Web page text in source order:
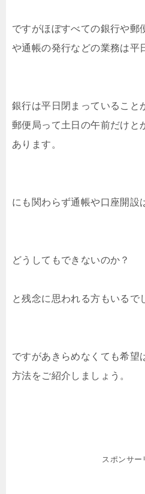
ですがほぼすべての銀行や郵
や通帳の発行などの業務は平
銀行は平日閉まっていること
郵便局って土日の午前だけと
あります。
にも関わらず通帳や口座開設
どうしてもできないのか？
と残念に思われる方もいるで
ですがあきらめなくても希望
方法をご紹介しましょう。
スポンサー